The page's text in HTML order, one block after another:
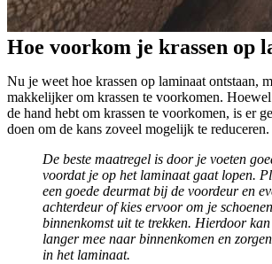
Hoe voorkom je krassen op
Nu je weet hoe krassen op laminaat ontstaan,
makkelijker om krassen te voorkomen.
de hand hebt om krassen te voorkomen, is er
doen om de kans zoveel mogelijk te reduceren.
De beste maatregel is door je voeten
voordat je op het laminaat gaat lopen.
een goede deurmat bij de voordeur en
achterdeur of kies ervoor om je
binnenkomst uit te trekken. Hierdoor
langer mee naar binnenkomen en
in het laminaat.